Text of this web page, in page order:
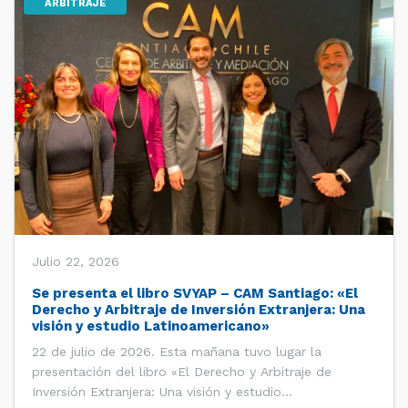
ARBITRAJE
Julio 22, 2026
Se presenta el libro SVYAP – CAM Santiago: «El
Derecho y Arbitraje de Inversión Extranjera: Una
visión y estudio Latinoamericano»
22 de julio de 2026. Esta mañana tuvo lugar la
presentación del libro «El Derecho y Arbitraje de
Inversión Extranjera: Una visión y estudio